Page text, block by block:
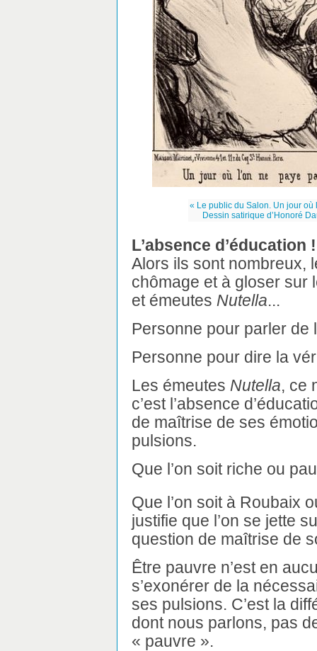
« Le public du Salon. Un jour où
Dessin satirique d’Honoré
L’absence d’éducation !
Alors ils sont nombreux,
chômage et à gloser sur
et émeutes Nutella...
Personne pour parler de
Personne pour dire la
Les émeutes Nutella, ce
c’est l’absence
de maîtrise de ses
pulsions.
Que l’on soit riche ou
Que l’on soit à Roubaix
justifie que l’on se jette
question de maîtrise de
Être pauvre n’est en
s’exonérer de la
ses pulsions. C’est la
dont nous parlons, pas
« pauvre ».